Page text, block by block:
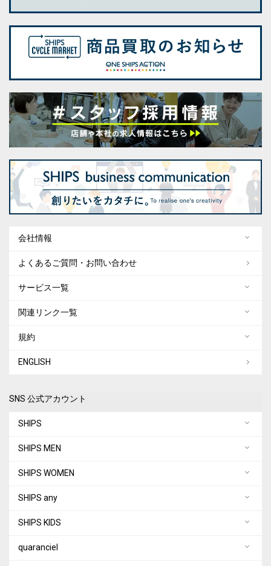
会社情報
よくあるご質問・お問い合わせ
サービス一覧
関連リンク一覧
規約
ENGLISH
SNS 公式アカウント
SHIPS
SHIPS MEN
SHIPS WOMEN
SHIPS any
SHIPS KIDS
quaranciel